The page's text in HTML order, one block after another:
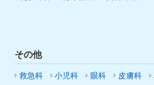
その他
救急科 小児科 眼科 皮膚科